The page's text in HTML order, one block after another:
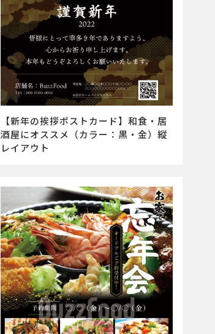
【新年の挨拶ポストカード】和食・居
酒屋にオススメ（カラー：黒・金）縦
レイアウト